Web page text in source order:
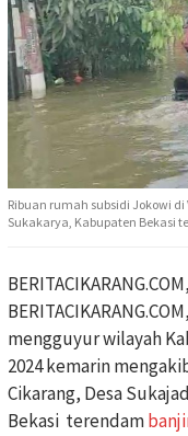
Ribuan rumah subsidi Jokowi
Sukakarya, Kabupaten Bekasi
mengguyur wilayah
2024 kemarin
Cikarang, Desa
Bekasi terendam